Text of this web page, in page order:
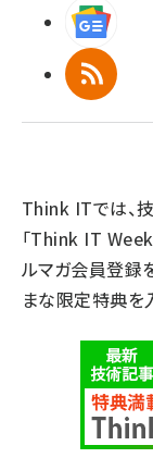
RSS
Think ITでは、
「Think IT
ルマガ会員登録
まな限定特典を